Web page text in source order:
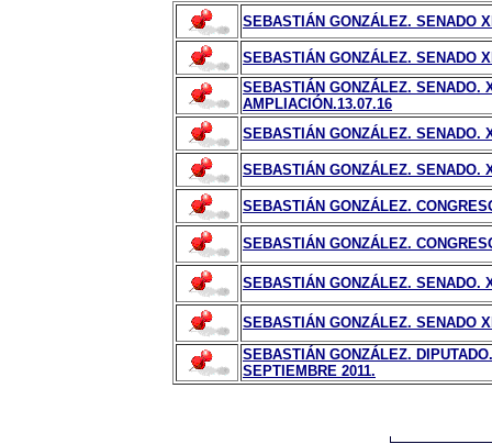
SEBASTIÁN GONZÁLEZ. SENADO
SEBASTIÁN GONZÁLEZ. SENADO
SEBASTIÁN GONZÁLEZ. SENADO.
AMPLIACIÓN.13.07.16
SEBASTIÁN GONZÁLEZ. SENADO.
SEBASTIÁN GONZÁLEZ. SENADO.
SEBASTIÁN GONZÁLEZ.
SEBASTIÁN GONZÁLEZ.
SEBASTIÁN GONZÁLEZ. SENADO.
SEBASTIÁN GONZÁLEZ. SENADO
SEBASTIÁN GONZÁLEZ.
SEPTIEMBRE 2011.